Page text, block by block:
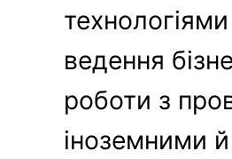
ведення
роботи з
іноземними й